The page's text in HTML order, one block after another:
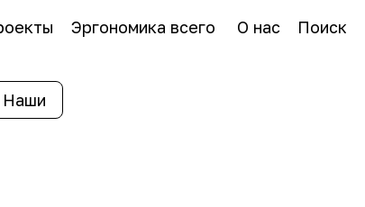
Поиск
О нас
Эргономика всего
Наши